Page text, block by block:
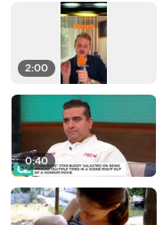
2:00
0:40